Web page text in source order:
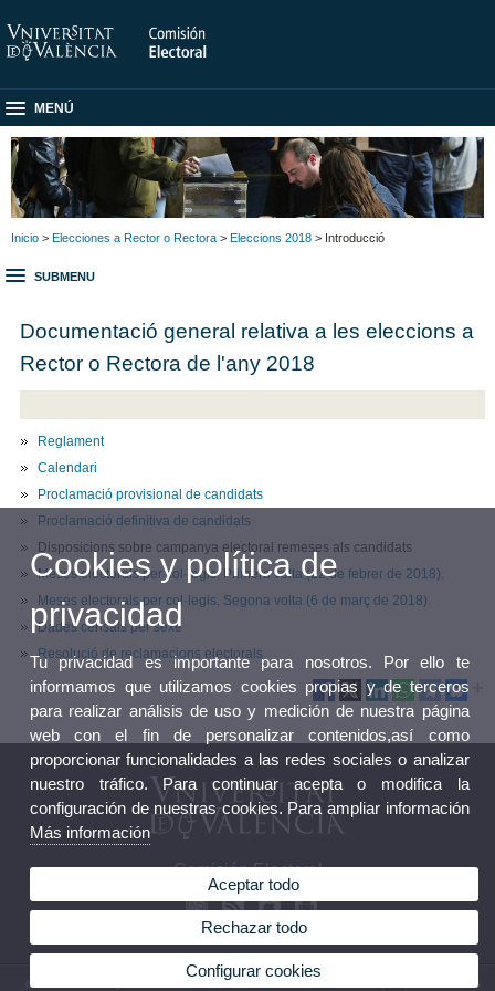
MENÚ
Inicio > Elecciones a Rector o Rectora > Eleccions 2018 > Introducció
SUBMENU
Documentació general relativa a les eleccions a
Rector o Rectora de l'any 2018
Reglament
Calendari
Proclamació provisional de candidats
Proclamació definitiva de candidats
Disposicions sobre campanya electoral remeses als candidats
Meses electorals per col·legis. Primera volta (22 de febrer de 2018).
Meses electorals per col·legis. Segona volta (6 de març de 2018).
Dades censals per sexe
Resolució de reclamacions electorals
Comisión Electoral
© 2026 UV. - Avinguda Blasco Ibáñez, 13. 46010 València. Teléfono: (+34) 96 386 41 16
Cookies y política de
privacidad
Tu privacidad es importante para nosotros. Por ello te
informamos que utilizamos cookies propias y de terceros
para realizar análisis de uso y medición de nuestra página
web con el fin de personalizar contenidos,así como
proporcionar funcionalidades a las redes sociales o analizar
nuestro tráfico. Para continuar acepta o modifica la
configuración de nuestras cookies. Para ampliar información
Más información
Aceptar todo
Rechazar todo
Configurar cookies